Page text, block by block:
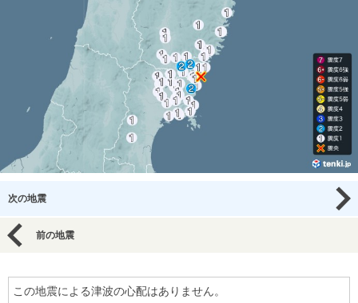
次の地震
前の地震
この地震による津波の心配はありません。